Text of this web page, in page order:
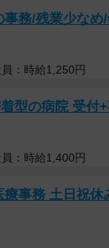
務/残業少なめ
：時給1,250円
型の病院 受付
：時給1,400円
療事務 土日祝